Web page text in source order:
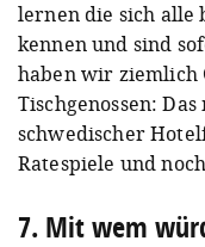
lernen die sich alle
kennen und sind
haben wir ziemlich
Tischgenossen:
schwedischer
Ratespiele und
7. Mit wem